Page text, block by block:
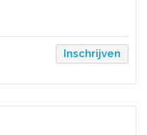
Inschrijven